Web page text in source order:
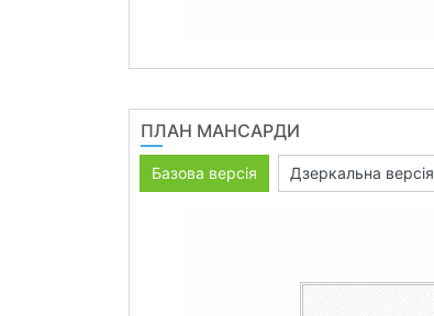
ПЛАН МАНСАРДИ
Базова версія Дзеркальна версія